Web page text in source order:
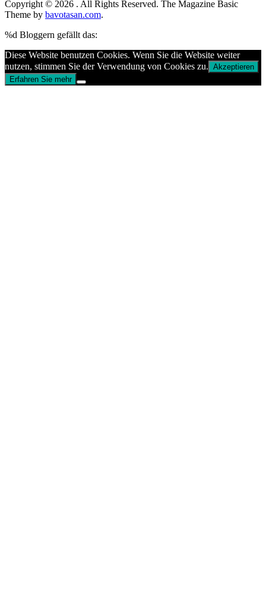
Copyright © 2026 . All Rights Reserved. The Magazine Basic
Theme by bavotasan.com.
%d Bloggern gefällt das:
Diese Website benutzen Cookies. Wenn Sie die Website weiter
nutzen, stimmen Sie der Verwendung von Cookies zu. Akzeptieren
Erfahren Sie mehr